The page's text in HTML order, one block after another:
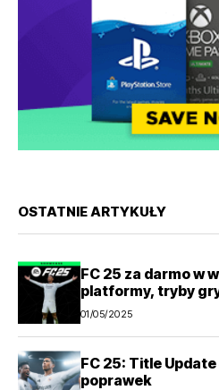
OSTATNIE ARTYKUŁY
FC 25 za darmo w
platformy, tryby
01/05/2025
FC 25: Title Update
poprawek